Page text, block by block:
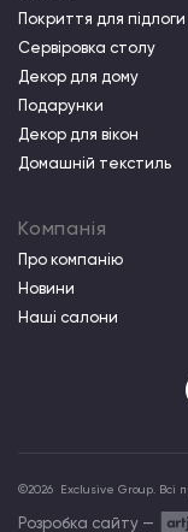
Покриття для підлоги
Сервіровка столу
Декор для дому
Подарунки
Декор для вікон
Домашній текстиль
Компанія
Про компанiю
Новини
Наші салони
©2026 Exclusive Group. Всі
Розробка сайту —